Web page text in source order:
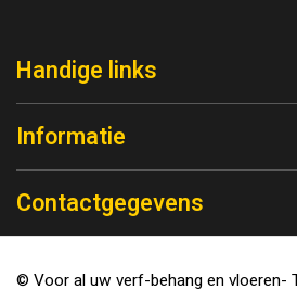
Handige links
Informatie
Contactgegevens
© Voor al uw verf-behang en vloeren-